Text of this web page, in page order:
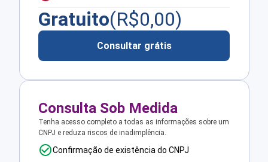
Gratuito(R$0,00)
Consultar grátis
Consulta Sob Medida
Tenha acesso completo a todas as informações sobre um
CNPJ e reduza riscos de inadimplência.
Confirmação de existência do CNPJ